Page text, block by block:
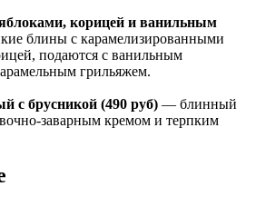
корицей и ванильным
блины с карамелизированными
подаются с ванильным
грильяжем.
с брусникой (490 руб) — блинный
заварным кремом и терпким